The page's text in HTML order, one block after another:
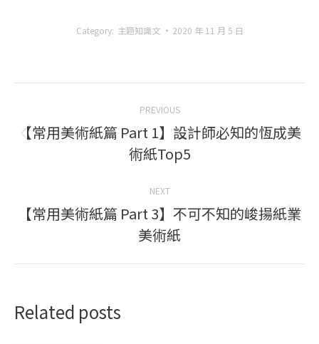
Category: 主題知識文 2020 年 11 月 5 日
navigation
PREVIOUS
Previous
post:
【常用美術紙篇 Part 1】設計師必知的恆成美
術紙Top5
NEXT
Next
post:
【常用美術紙篇 Part 3】不可不知的峻揚紙業
美術紙
Related posts